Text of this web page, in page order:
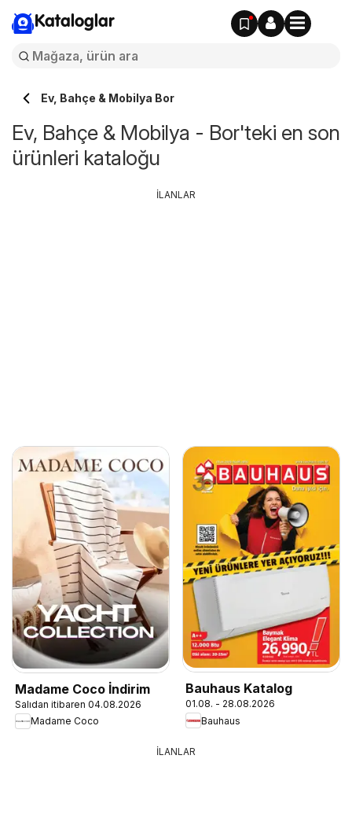
Kataloglar
Ev, Bahçe & Mobilya Bor
Ev, Bahçe & Mobilya - Bor'teki en son
ürünleri kataloğu
Madame Coco İndirim
Salıdan itibaren 04.08.2026
Madame Coco
Bauhaus Katalog
01.08. - 28.08.2026
Bauhaus
İLANLAR
İLANLAR